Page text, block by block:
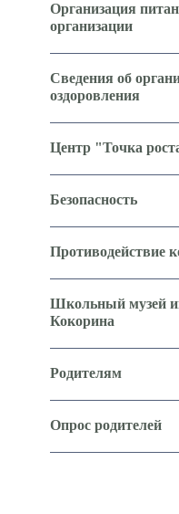
Организация
организации
Сведения об
оздоровления
Центр "Точка
Безопасность
Противодействие
Школьный музей
Кокорина
Родителям
Опрос родителей